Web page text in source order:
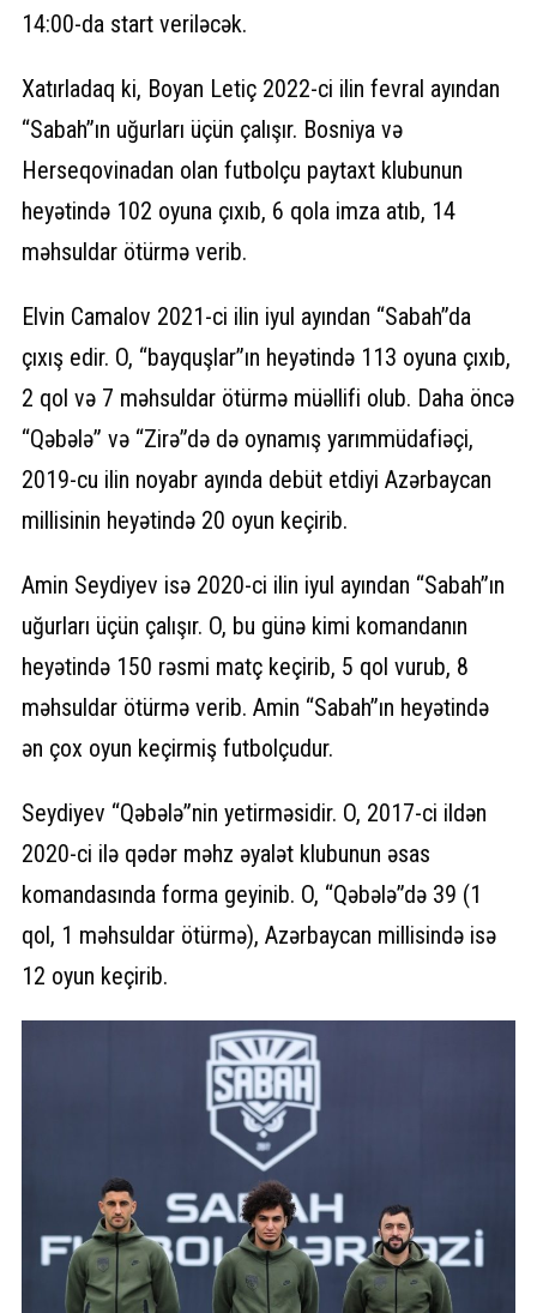
14:00-da start veriləcək.
Xatırladaq ki, Boyan Letiç 2022-ci ilin fevral ayından
“Sabah”ın uğurları üçün çalışır. Bosniya və
Herseqovinadan olan futbolçu paytaxt klubunun
heyətində 102 oyuna çıxıb, 6 qola imza atıb, 14
məhsuldar ötürmə verib.
Elvin Camalov 2021-ci ilin iyul ayından “Sabah”da
çıxış edir. O, “bayquşlar”ın heyətində 113 oyuna çıxıb,
2 qol və 7 məhsuldar ötürmə müəllifi olub. Daha öncə
“Qəbələ” və “Zirə”də də oynamış yarımmüdafiəçi,
2019-cu ilin noyabr ayında debüt etdiyi Azərbaycan
millisinin heyətində 20 oyun keçirib.
Amin Seydiyev isə 2020-ci ilin iyul ayından “Sabah”ın
uğurları üçün çalışır. O, bu günə kimi komandanın
heyətində 150 rəsmi matç keçirib, 5 qol vurub, 8
məhsuldar ötürmə verib. Amin “Sabah”ın heyətində
ən çox oyun keçirmiş futbolçudur.
Seydiyev “Qəbələ”nin yetirməsidir. O, 2017-ci ildən
2020-ci ilə qədər məhz əyalət klubunun əsas
komandasında forma geyinib. O, “Qəbələ”də 39 (1
qol, 1 məhsuldar ötürmə), Azərbaycan millisində isə
12 oyun keçirib.